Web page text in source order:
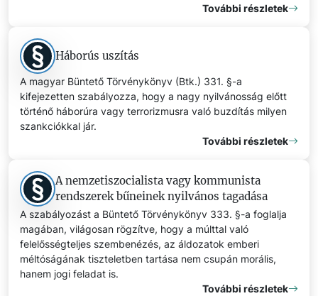
További részletek
Háborús uszítás
A magyar Büntető Törvénykönyv (Btk.) 331. §-a
kifejezetten szabályozza, hogy a nagy nyilvánosság előtt
történő háborúra vagy terrorizmusra való buzdítás milyen
szankciókkal jár.
További részletek
A nemzetiszocialista vagy kommunista
rendszerek bűneinek nyilvános tagadása
A szabályozást a Büntető Törvénykönyv 333. §-a foglalja
magában, világosan rögzítve, hogy a múlttal való
felelősségteljes szembenézés, az áldozatok emberi
méltóságának tiszteletben tartása nem csupán morális,
hanem jogi feladat is.
További részletek